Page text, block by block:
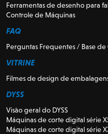
Ferramentas de desenho para
Controle de Máquinas
FAQ
Perguntas Frequentes / Base
VITRINE
Filmes de design de
DYSS
Visão geral do DYSS
Máquinas de corte digital série
Máquinas de corte digital série